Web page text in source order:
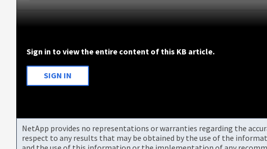
Sign in to view the entire content of this KB article.
SIGN IN
NetApp provides no representations or warranties regarding the
respect to any results that may be obtained by the use of the